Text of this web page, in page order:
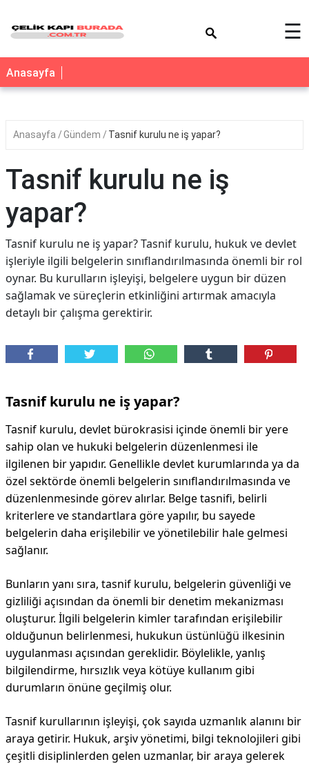
☰
Anasayfa
Anasayfa Gündem Tasnif kurulu ne iş yapar?
Tasnif kurulu ne iş
yapar?
Tasnif kurulu ne iş yapar? Tasnif kurulu, hukuk ve devlet
işleriyle ilgili belgelerin sınıflandırılmasında önemli bir rol
oynar. Bu kurulların işleyişi, belgelere uygun bir düzen
sağlamak ve süreçlerin etkinliğini artırmak amacıyla
detaylı bir çalışma gerektirir.
Tasnif kurulu ne iş yapar?
Tasnif kurulu, devlet bürokrasisi içinde önemli bir yere
sahip olan ve hukuki belgelerin düzenlenmesi ile
ilgilenen bir yapıdır. Genellikle devlet kurumlarında ya da
özel sektörde önemli belgelerin sınıflandırılmasında ve
düzenlenmesinde görev alırlar. Belge tasnifi, belirli
kriterlere ve standartlara göre yapılır, bu sayede
belgelerin daha erişilebilir ve yönetilebilir hale gelmesi
sağlanır.
Bunların yanı sıra, tasnif kurulu, belgelerin güvenliği ve
gizliliği açısından da önemli bir denetim mekanizması
oluşturur. İlgili belgelerin kimler tarafından erişilebilir
olduğunun belirlenmesi, hukukun üstünlüğü ilkesinin
uygulanması açısından gereklidir. Böylelikle, yanlış
bilgilendirme, hırsızlık veya kötüye kullanım gibi
durumların önüne geçilmiş olur.
Tasnif kurullarının işleyişi, çok sayıda uzmanlık alanını bir
araya getirir. Hukuk, arşiv yönetimi, bilgi teknolojileri gibi
çeşitli disiplinlerden gelen uzmanlar, bir araya gelerek